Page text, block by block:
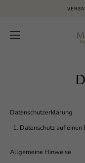
Navigationsmenü
Datenschutzerklärung
Datenschutz auf einen
Allgemeine Hinweise